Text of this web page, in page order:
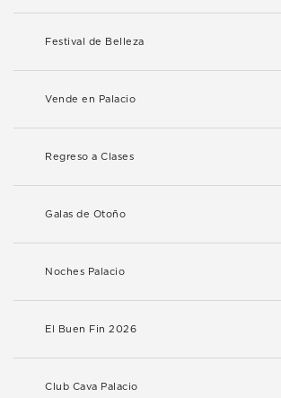
Festival de Belleza
Vende en Palacio
Regreso a Clases
Galas de Otoño
Noches Palacio
El Buen Fin 2026
Club Cava Palacio